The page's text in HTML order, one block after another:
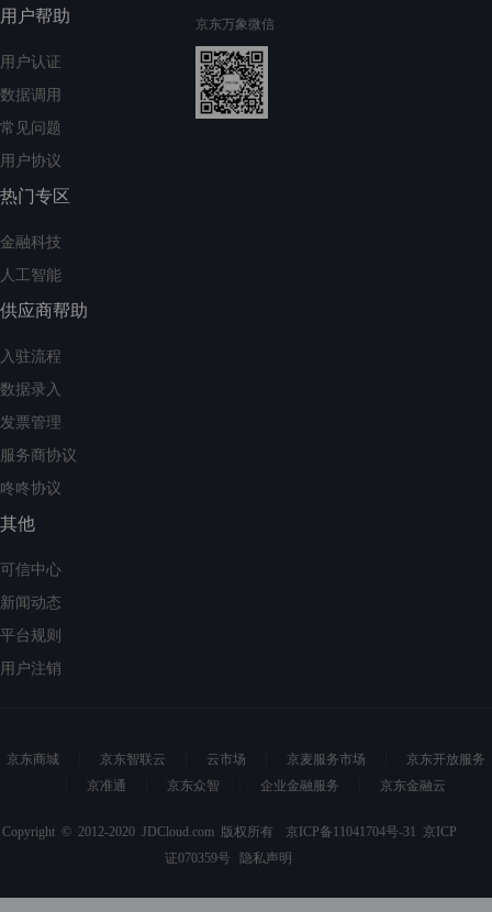
用户帮助
用户认证
数据调用
常见问题
用户协议
热门专区
金融科技
人工智能
供应商帮助
入驻流程
数据录入
发票管理
服务商协议
咚咚协议
其他
可信中心
新闻动态
平台规则
用户注销
京东万象微信
京东商城 京东智联云 云市场 京麦服务市场
京东开放服务
京准通
京东众智 企业金融服务 京东金融云
Copyright © 2012-2020 JDCloud.com 版权所有 京ICP备11041704号-31 京ICP
证070359号
隐私声明